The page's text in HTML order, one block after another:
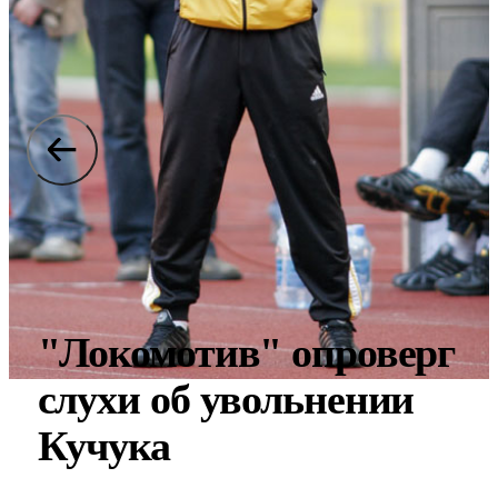
"Локомотив" опроверг
слухи об увольнении
Кучука